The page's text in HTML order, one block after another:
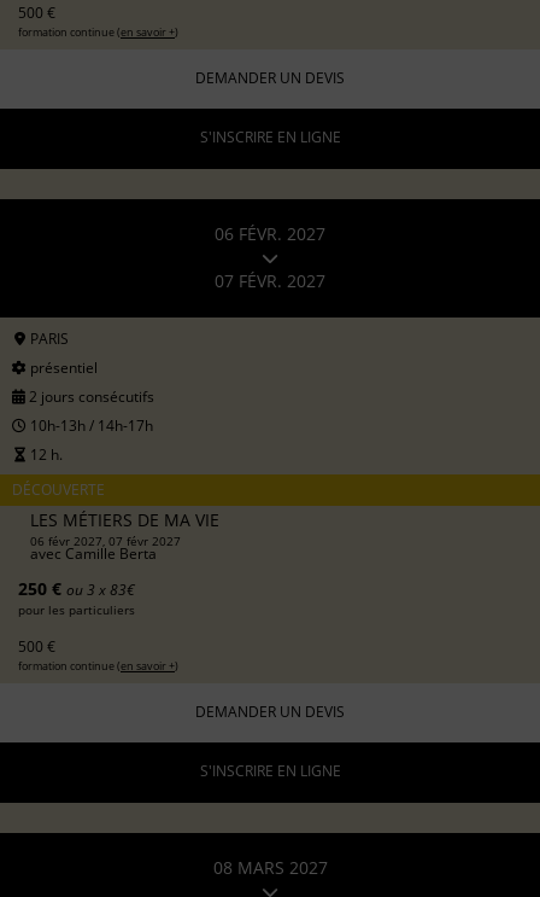
500 €
formation continue (en savoir +)
DEMANDER UN DEVIS
S'INSCRIRE EN LIGNE
06 FÉVR. 2027
07 FÉVR. 2027
PARIS
présentiel
2 jours consécutifs
10h-13h / 14h-17h
12 h.
DÉCOUVERTE
LES MÉTIERS DE MA VIE
06 févr 2027, 07 févr 2027
avec Camille Berta
250 € ou 3 x 83€
pour les particuliers
500 €
formation continue (en savoir +)
DEMANDER UN DEVIS
S'INSCRIRE EN LIGNE
08 MARS 2027